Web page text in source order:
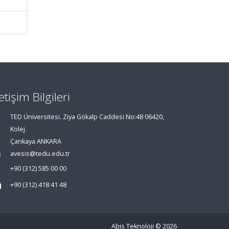
Bilgileri
TED Üniversitesi. Ziya Gökalp Caddesi No:48 06420,
Kolej
Çankaya ANKARA
avesis@tedu.edu.tr
+90 (312) 585 00 00
+90 (312) 418 41 48
Abis Teknoloji © 2026